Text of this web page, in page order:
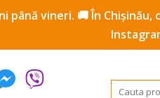
până vineri. 🚚 În